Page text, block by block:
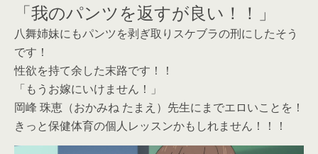
「我のパンツを返すが良い！！」
八舞姉妹にもパンツを剥ぎ取りスケブラの刑にしたそう
です！
性欲を持て余した末路です！！
「もうお嫁にいけません！」
岡峰 珠恵（おかみね たまえ）先生にまでエロいことを！
きっと保健体育の個人レッスンかもしれません！！！